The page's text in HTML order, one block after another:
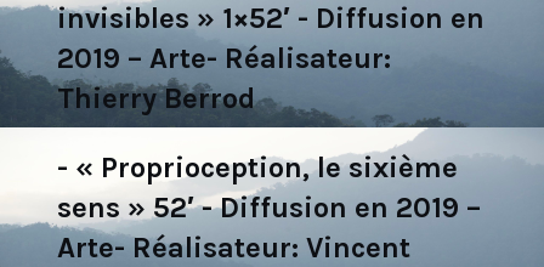
invisibles » 1×52′ - Diffusion en
2019 – Arte- Réalisateur:
Thierry Berrod
- « Proprioception, le sixième
sens » 52′ - Diffusion en 2019 –
Arte- Réalisateur: Vincent